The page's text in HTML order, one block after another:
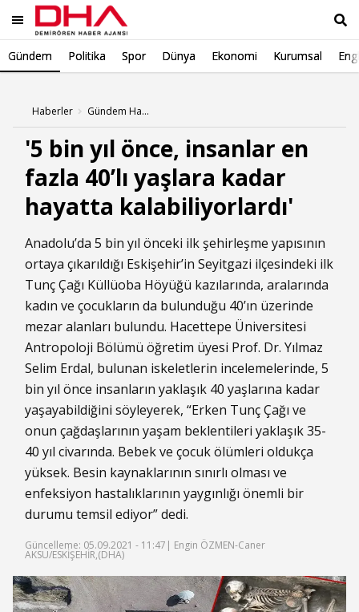
Gündem Politika Spor Dünya Ekonomi Kurumsal
Haberler Gündem Haberleri
'5 bin yıl önce, insanlar en
fazla 40’lı yaşlara kadar
hayatta kalabiliyorlardı'
Anadolu’da 5 bin yıl önceki ilk şehirleşme yapısının
ortaya çıkarıldığı Eskişehir’in Seyitgazi ilçesindeki ilk
Tunç Çağı Küllüoba Höyüğü kazılarında, aralarında
kadın ve çocukların da bulunduğu 40’ın üzerinde
mezar alanları bulundu. Hacettepe Üniversitesi
Antropoloji Bölümü öğretim üyesi Prof. Dr. Yılmaz
Selim Erdal, bulunan iskeletlerin incelemelerinde, 5
bin yıl önce insanların yaklaşık 40 yaşlarına kadar
yaşayabildiğini söyleyerek, “Erken Tunç Çağı ve
onun çağdaşlarının yaşam beklentileri yaklaşık 35-
40 yıl civarında. Bebek ve çocuk ölümleri oldukça
yüksek. Besin kaynaklarının sınırlı olması ve
enfeksiyon hastalıklarının yaygınlığı önemli bir
durumu temsil ediyor” dedi.
Güncelleme: 05.09.2021 - 11:47 | Engin ÖZMEN-Caner
AKSU/ESKİŞEHİR,(DHA)